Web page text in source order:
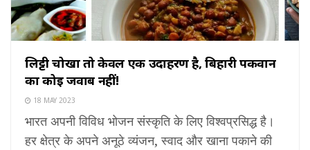
लिट्टी चोखा तो केवल एक उदाहरण है, बिहारी पकवान
का कोई जवाब नहीं!
18 MAY 2023
भारत अपनी विविध भोजन संस्कृति के लिए विश्वप्रसिद्ध है।
हर क्षेत्र के अपने अनूठे व्यंजन, स्वाद और खाना पकाने की